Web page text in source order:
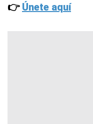
👉 Únete aquí